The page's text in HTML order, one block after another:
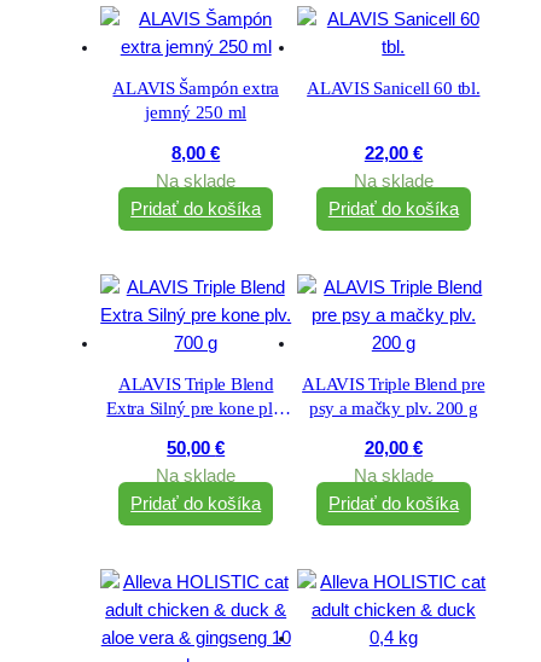
ALAVIS Šampón extra
jemný 250 ml
8,00€
Na sklade
Pridať do košíka
ALAVIS Sanicell 60 tbl.
22,00 €
Na sklade
Pridať do košíka
ALAVIS Triple Blend
Extra Silný pre kone plv.
50,00€
Na sklade
Pridať do košíka
ALAVIS Triple Blend pre
psy a mačky plv. 200 g
20,00 €
Na sklade
Pridať do košíka